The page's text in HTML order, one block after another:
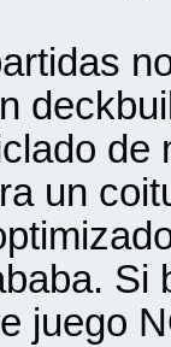
de
un
Si
juego